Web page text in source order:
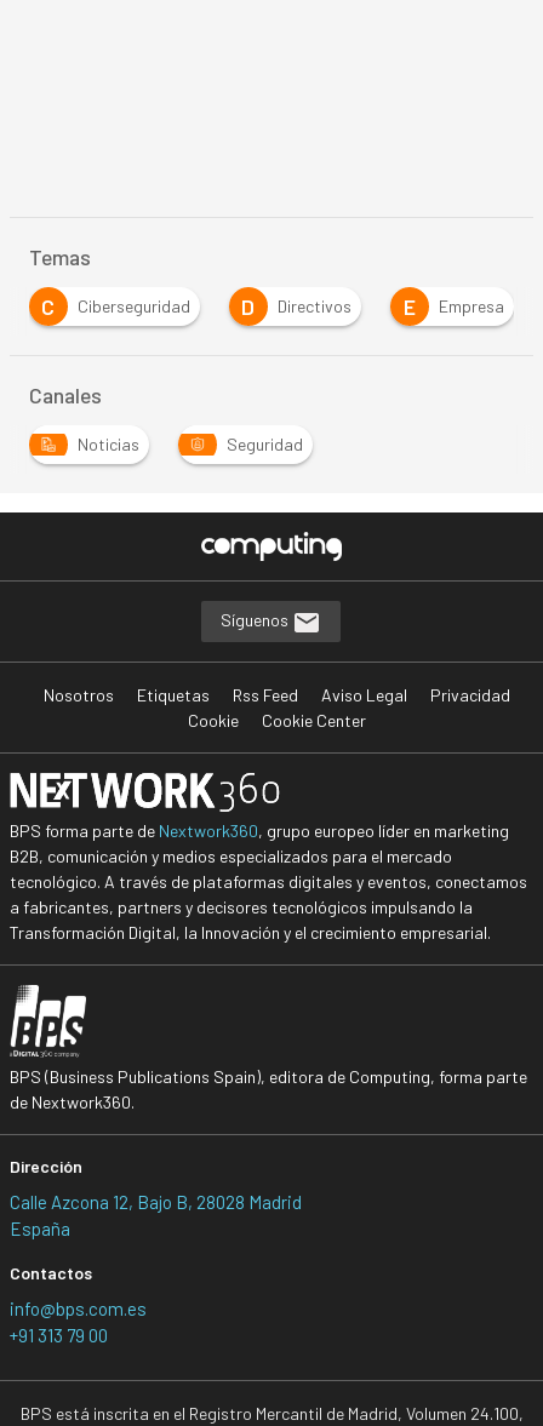
Temas
C
Ciberseguridad D Directivos E Empresa
Canales
Noticias Seguridad
Síguenos
Nosotros Etiquetas Rss Feed Aviso Legal
Privacidad
Cookie
Cookie Center
BPS forma parte de Nextwork360, grupo europeo líder en marketing
B2B, comunicación y medios especializados para el mercado
tecnológico. A través de plataformas digitales y eventos, conectamos
a fabricantes, partners y decisores tecnológicos impulsando la
Transformación Digital, la Innovación y el crecimiento empresarial.
BPS (Business Publications Spain), editora de Computing, forma parte
de Nextwork360.
Dirección
Calle Azcona 12, Bajo B, 28028 Madrid
España
Contactos
info@bps.com.es
+91 313 79 00
BPS está inscrita en el Registro Mercantil de Madrid, Volumen 24.100,